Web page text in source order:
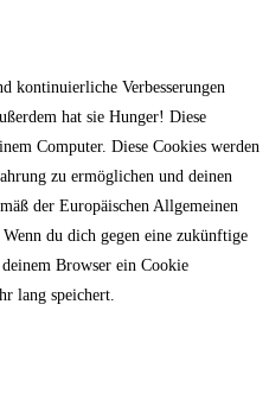
kontinuierliche Verbesserungen
hat sie Hunger! Diese
Computer. Diese Cookies werden
zu ermöglichen und deinen
der Europäischen Allgemeinen
du dich gegen eine zukünftige
Browser ein Cookie
lang speichert.